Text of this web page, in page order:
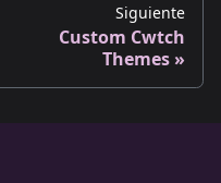
Siguiente
Custom Cwtch
Themes